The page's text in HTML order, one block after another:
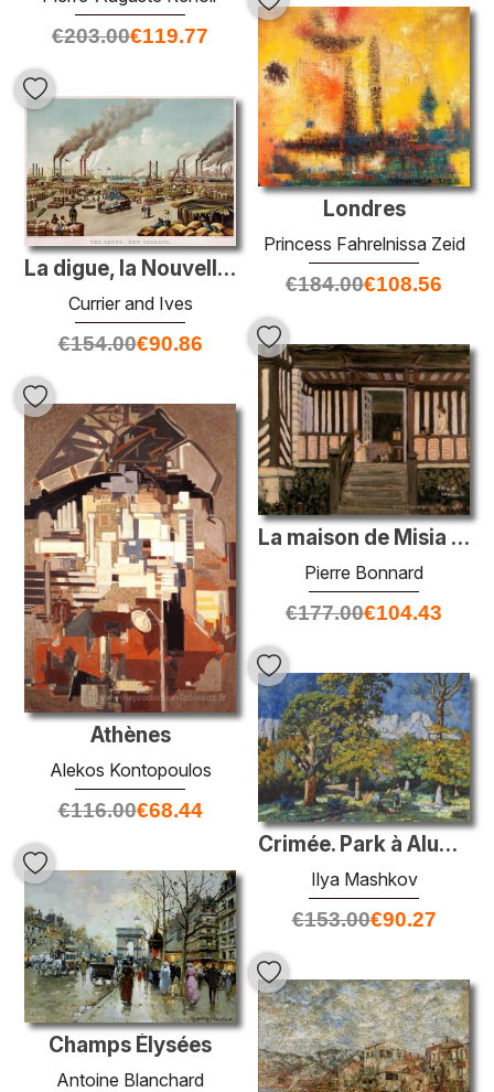
€203.00€119.77
Londres
Princess Fahrelnissa Zeid
€184.00€108.56
La digue, la Nouvelle-Orléans
Currier and Ives
€154.00€90.86
La maison de Misia SERT
Pierre Bonnard
€177.00€104.43
Athènes
Alekos Kontopoulos
€116.00€68.44
Crimée. Park à Alupka
Ilya Mashkov
€153.00€90.27
Champs Élysées
Antoine Blanchard